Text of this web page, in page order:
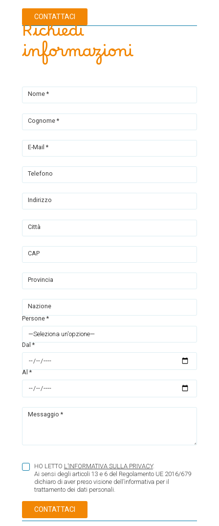
Richiedi
informazioni
Nome *
Cognome *
E-Mail *
Telefono
Indirizzo
Città
CAP
Provincia
Nazione
Persone *
Dal *
Al *
Messaggio *
HO LETTO L’INFORMATIVA SULLA PRIVACY.
Ai sensi degli articoli 13 e 6 del Regolamento UE 2016/679
dichiaro di aver preso visione dell’informativa per il
trattamento dei dati personali.